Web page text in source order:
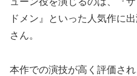
ドメン』といった人気作に
さん。
本作での演技が高く評価さ